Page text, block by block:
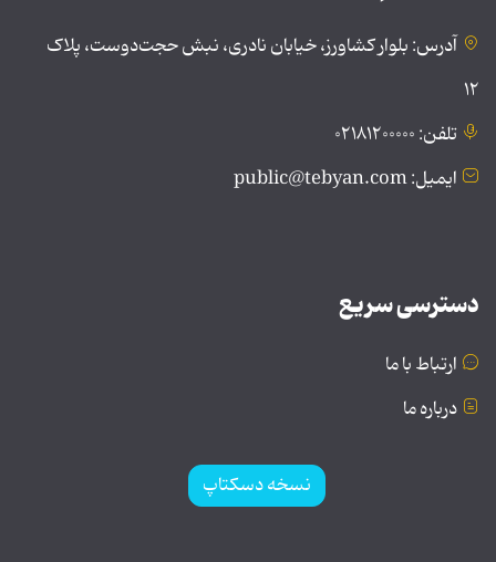
آدرس: بلوار کشاورز، خیابان نادری، نبش حجت‌دوست، پلاک
۱۲
تلفن: ۰۲۱۸۱۲۰۰۰۰۰
ایمیل: public@tebyan.com
دسترسی سریع
ارتباط با ما
درباره ما
نسخه دسکتاپ